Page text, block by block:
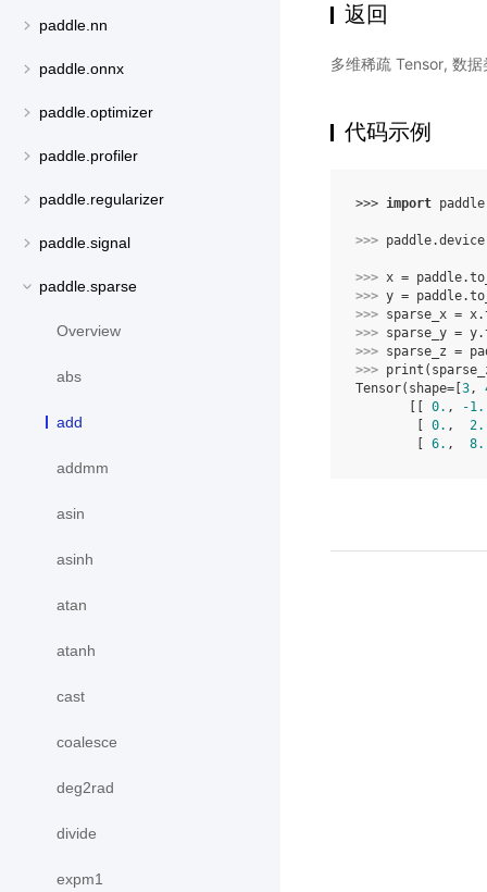
paddle.nn
paddle.onnx
paddle.optimizer
paddle.profiler
paddle.regularizer
paddle.signal
paddle.sparse
Overview
abs
add
addmm
asin
asinh
atan
atanh
cast
coalesce
deg2rad
divide
expm1
返回
多维稀疏 Tensor, 数
代码示例
>>> import paddle
>>> paddle.device
>>> x = paddle.
>>> y = paddle.
>>> sparse_x = x.
>>> sparse_y = y.
>>> sparse_z =
>>> print (
Tensor(shape=[ 3,
0. , -1.
0. , 2.
6. , 8.